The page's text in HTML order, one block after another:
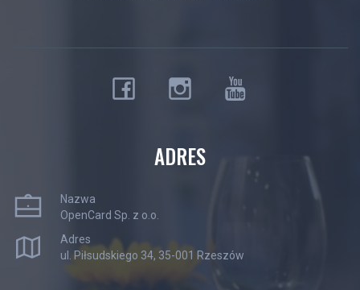
ADRES
Nazwa
OpenCard Sp. z o.o.
Adres
ul. Piłsudskiego 34, 35-001 Rzeszów